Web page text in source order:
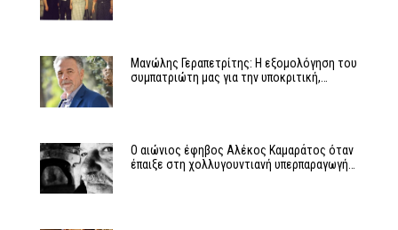
Μανώλης Γεραπετρίτης: Η εξομολόγηση του
συμπατριώτη μας για την υποκριτική,…
Ο αιώνιος έφηβος Αλέκος Καμαράτος όταν
έπαιξε στη χολλυγουντιανή υπερπαραγωγή…